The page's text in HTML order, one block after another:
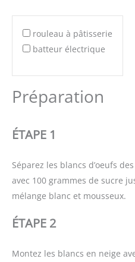
rouleau à pâtisserie
batteur électrique
Préparation
ÉTAPE 1
Séparez les blancs d’oeufs
avec 100 grammes de sucre
mélange blanc et mousseux.
ÉTAPE 2
Montez les blancs en neige